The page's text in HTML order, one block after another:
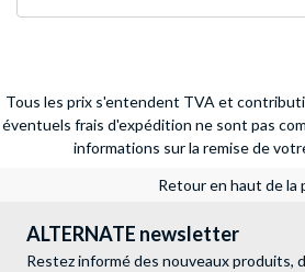
Tous les prix s'entendent TVA et
éventuels frais d'expédition ne sont pas
informations sur la remise de
Retour en haut de la
ALTERNATE newsletter
Restez informé des nouveaux produits,